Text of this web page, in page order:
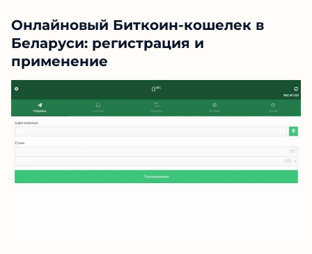
Онлайновый Биткоин-кошелек в
Беларуси: регистрация и
применение